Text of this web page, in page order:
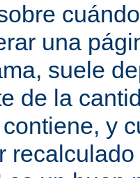
una
suele
de la
y